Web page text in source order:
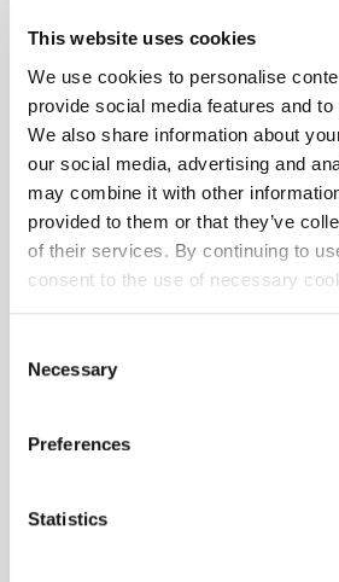
This website uses cookies
We use cookies to personalise
provide social media features and
We also share information about
our social media, advertising and
may combine it with other
provided to them or that they’ve
of their services. By continuing to
consent to the use of necessary
Selection
Necessary
Preferences
Statistics